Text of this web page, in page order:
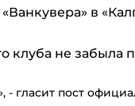
в
клуба не забыла
гласит пост